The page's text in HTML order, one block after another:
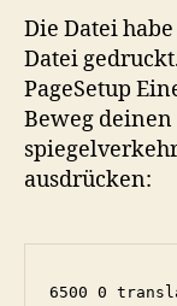
Die Datei
Datei
PageSetup
Beweg
ausdrücken:
6500 0